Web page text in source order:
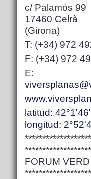
c/ Palamós 99
17460 Celrà
(Girona)
T: (+34) 972
F: (+34) 972
E:
latitud:
longitud:
FORUM VERD